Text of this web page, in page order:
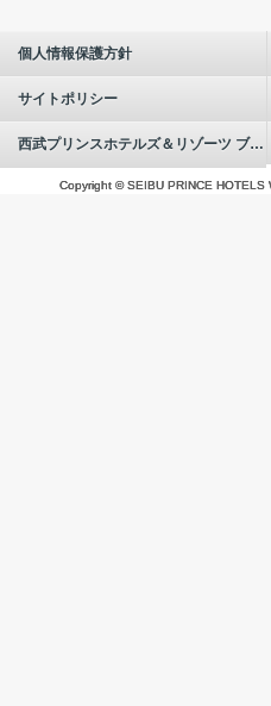
個人情報保護方針
サイトポリシー
西武プリンスホテルズ＆リゾーツ ブランドについて
Copyright © SEIBU PRINCE HOTELS